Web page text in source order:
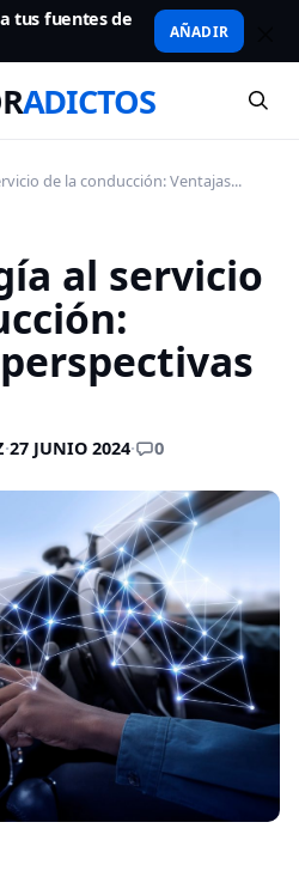
tus fuentes de
AÑADIR
ADICTOS
de la conducción: Ventajas...
al servicio
·27 JUNIO 2024· 0